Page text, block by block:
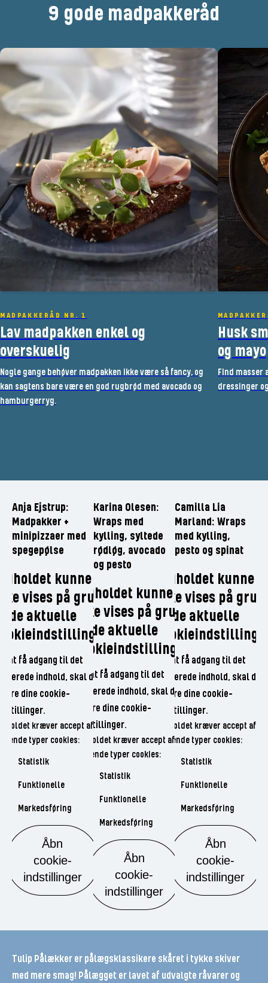
9 gode madpakkeråd
MADPAKKERÅD NR. 1
Lav madpakken enkel og
overskuelig
Nogle gange behøver madpakken ikke være så fancy, og
kan sagtens bare være en god rugbrød med avocado og
hamburgerryg.
Husk
og mayo
Find
dressinger
Anja Ejstrup:
Madpakker +
minipizzaer med
spegepølse
kunne
vises på grund
de aktuelle
at få adgang til det
indhold, skal du
dine cookie-
kræver accept af
typer cookies:
Statistik
Funktionelle
Markedsføring
Åbn
cookie-
indstillinger
Karina Olesen:
Wraps med
kylling, syltede
rødløg, avocado
og pesto
Indholdet kunne
ikke vises på grund
af de aktuelle
cookieindstillinger.
For at få adgang til det
blokerede indhold, skal du
ændre dine cookie-
indstillinger.
Indholdet kræver accept af
følgende typer cookies:
Statistik
Funktionelle
Markedsføring
Åbn
cookie-
indstillinger
Camilla Lia
Marland: Wraps
med kylling,
pesto og spinat
Indholdet kunne
ikke vises på
af de aktuelle
For at få adgang til det
blokerede indhold, skal du
ændre dine cookie-
indstillinger.
Indholdet kræver accept af
følgende typer cookies:
Statistik
Funktionelle
Markedsføring
Åbn
cookie-
indstillinger
Tulip Pålækker er pålægsklassikere skåret i tykke skiver
med mere smag! Pålægget er lavet af udvalgte råvarer og